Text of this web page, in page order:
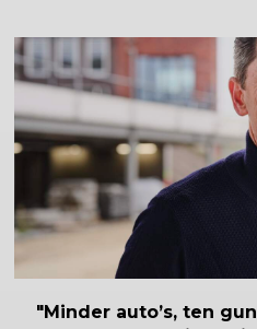
"Minder auto’s, ten